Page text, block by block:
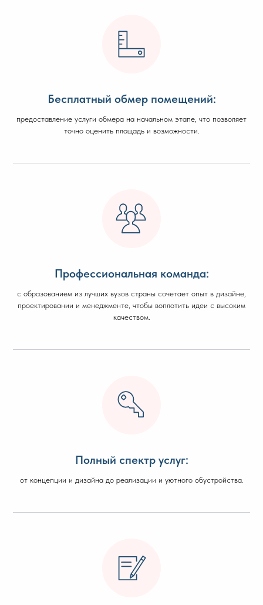
Бесплатный обмер помещений:
предоставление услуги обмера на начальном этапе, что позволяет
точно оценить площадь и возможности.
Профессиональная команда:
с образованием из лучших вузов страны сочетает опыт в дизайне,
проектировании и менеджменте, чтобы воплотить идеи с высоким
качеством.
Полный спектр услуг:
от концепции и дизайна до реализации и уютного обустройства.